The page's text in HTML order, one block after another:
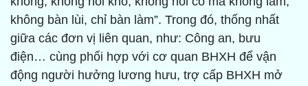
không bàn lùi, chỉ bàn làm”. Trong đó, thống nhất
giữa các đơn vị liên quan, như: Công an, bưu
điện… cùng phối hợp với cơ quan BHXH để vận
động người hưởng lương hưu, trợ cấp BHXH mở